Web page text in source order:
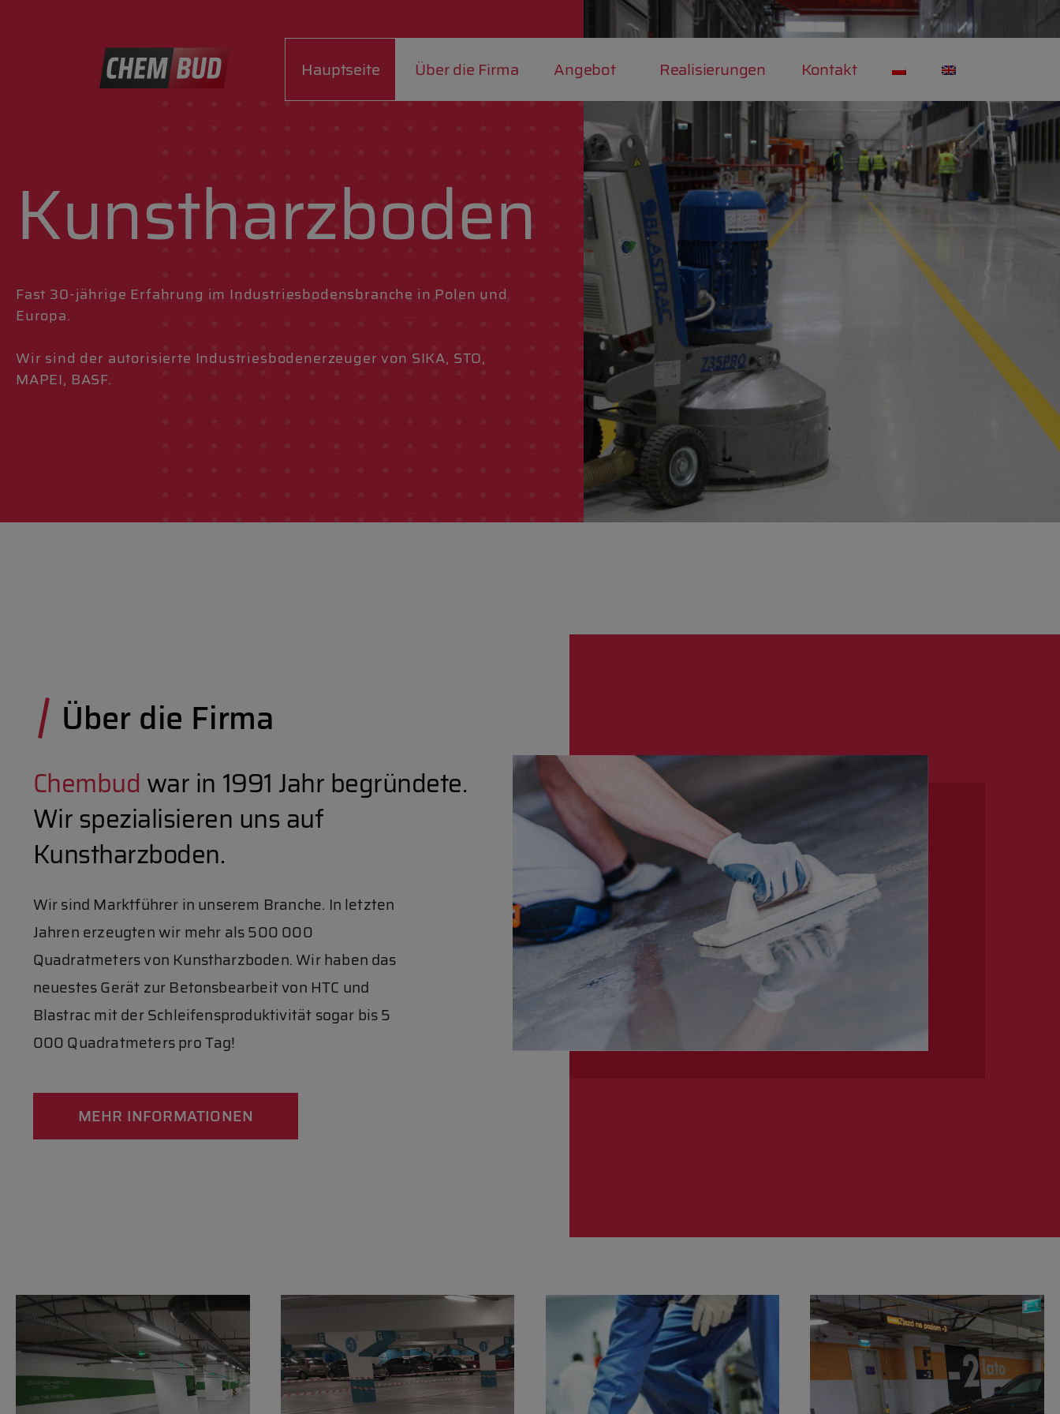
Hauptseite Über die Firma Angebot Realisierungen Kontakt
Kunstharzboden
Fast 30-jährige Erfahrung im Industriesbodensbranche in Polen und
Europa.
Wir sind der autorisierte Industriesbodenerzeuger von SIKA, STO,
MAPEI, BASF.
Über die Firma
Chembud war in 1991 Jahr begründete.
Wir spezialisieren uns auf
Kunstharzboden.
Wir sind Marktführer in unserem Branche. In letzten
Jahren erzeugten wir mehr als 500 000
Quadratmeters von Kunstharzboden. Wir haben das
neuestes Gerät zur Betonsbearbeit von HTC und
Blastrac mit der Schleifensproduktivität sogar bis 5
000 Quadratmeters pro Tag!
MEHR INFORMATIONEN